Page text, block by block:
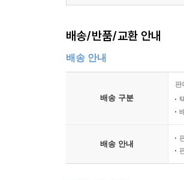
비가 오는 어느 날 저녁, 항
떠는 아포르뚜나다에게 엄마
“날개만으로 날 수 있는 건
마침내 아포르뚜나다는 난
빗물인지 눈물인지 알 수 없
배송/반품/교환 안내
배송 안내
배송 구분
판
배송 안내